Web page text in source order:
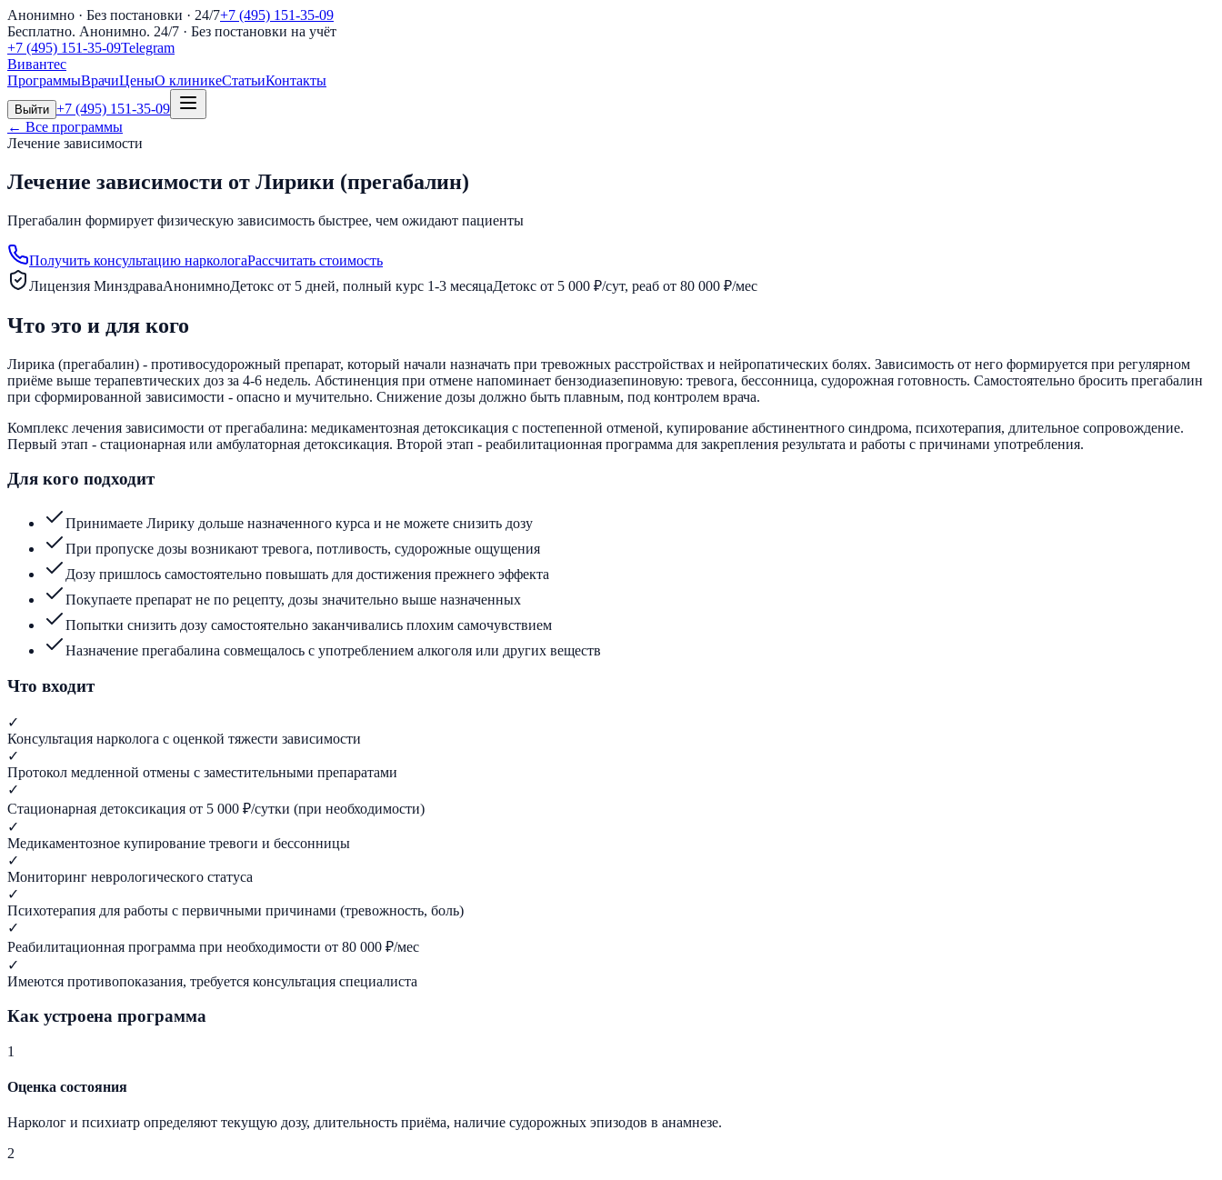
Анонимно · Без постановки · 24/7+7 (495) 151-35-09
Бесплатно. Анонимно. 24/7 · Без постановки на учёт
+7 (495) 151-35-09Telegram
Вивантес
ПрограммыВрачиЦеныО клиникеСтатьиКонтакты
Выйти +7 (495) 151-35-09
← Все программы
Лечение зависимости
Лечение зависимости от Лирики (прегабалин)
Прегабалин формирует физическую зависимость быстрее, чем ожидают пациенты
Получить консультацию наркологаРассчитать стоимость
Лицензия МинздраваАнонимноДетокс от 5 дней, полный курс 1-3 месяцаДетокс от 5 000 ₽/сут, реаб от 80 000 ₽/мес
Что это и для кого
Лирика (прегабалин) - противосудорожный препарат, который начали назначать при тревожных расстройствах и нейропатических болях. Зависимость от него формируется при регулярном
приёме выше терапевтических доз за 4-6 недель. Абстиненция при отмене напоминает бензодиазепиновую: тревога, бессонница, судорожная готовность. Самостоятельно бросить прегабалин
при сформированной зависимости - опасно и мучительно. Снижение дозы должно быть плавным, под контролем врача.
Комплекс лечения зависимости от прегабалина: медикаментозная детоксикация с постепенной отменой, купирование абстинентного синдрома, психотерапия, длительное сопровождение.
Первый этап - стационарная или амбулаторная детоксикация. Второй этап - реабилитационная программа для закрепления результата и работы с причинами употребления.
Для кого подходит
Принимаете Лирику дольше назначенного курса и не можете снизить дозу
При пропуске дозы возникают тревога, потливость, судорожные ощущения
Дозу пришлось самостоятельно повышать для достижения прежнего эффекта
Покупаете препарат не по рецепту, дозы значительно выше назначенных
Попытки снизить дозу самостоятельно заканчивались плохим самочувствием
Назначение прегабалина совмещалось с употреблением алкоголя или других веществ
Что входит
✓
Консультация нарколога с оценкой тяжести зависимости
✓
Протокол медленной отмены с заместительными препаратами
✓
Стационарная детоксикация от 5 000 ₽/сутки (при необходимости)
✓
Медикаментозное купирование тревоги и бессонницы
✓
Мониторинг неврологического статуса
✓
Психотерапия для работы с первичными причинами (тревожность, боль)
✓
Реабилитационная программа при необходимости от 80 000 ₽/мес
✓
Имеются противопоказания, требуется консультация специалиста
Как устроена программа
1
Оценка состояния
Нарколог и психиатр определяют текущую дозу, длительность приёма, наличие судорожных эпизодов в анамнезе.
2